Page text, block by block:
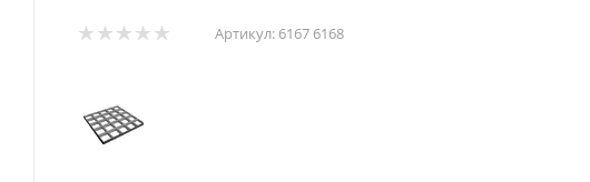
Артикул: 6167 6168